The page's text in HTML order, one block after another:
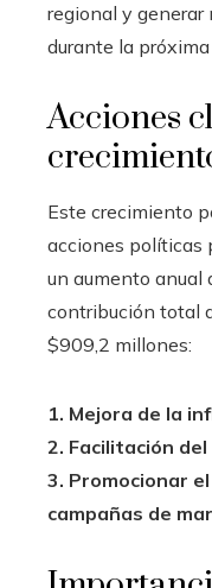
regional y generar
durante la próxima
Acciones
Este crecimiento
acciones políticas
un aumento anual
contribución total
$909,2 millones:
1. Mejora de la
2. Facilitación
3. Promocionar
campañas de